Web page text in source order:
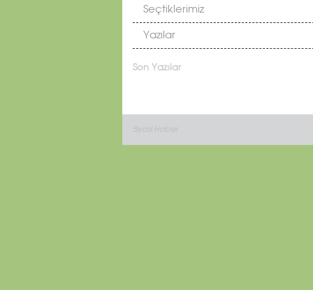
Seçtiklerimiz
Yazılar
Son Yazılar
Siyasi Haber